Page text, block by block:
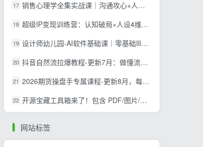
17 销售心理学全集实战课｜沟通攻心+人性解读+消费心理+说服成交+门店陈列，拓客裂变年终收现全套实体落地教学
18 超级IP变现训练营：认知破局×人设4维打造×爆款内容三要素×拍摄剪辑×投流放大×全域变现×矩阵复制
19 设计师幼儿园-AI软件基础课｜零基础Illustrator全套实操，矢量绘图IP3D渲染配套助教素材包
20 抖音自然流拉爆教程-更新7月：做懂流量的主播，新规适配+持续更新，话术+投放+起号一站式实战教学
21 2026期货操盘手专属课程-更新8月，每日实时行情复盘，适配短线玩家打造成熟交易模式
22 开源宝藏工具箱来了！包含 PDF/图片/音视频/AI/文本 等 20+ 工具，完全离线免费使用 toolknit-desktop
网站标签